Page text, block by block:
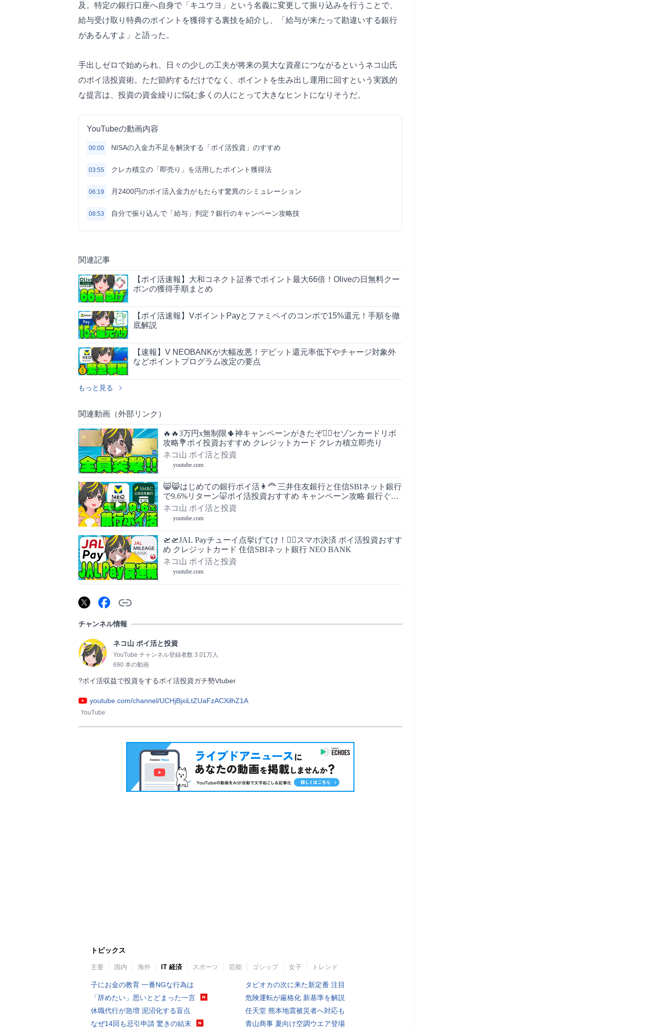
及。特定の銀行口座へ自身で「キユウヨ」という名義に変更して振り込みを行うことで、
給与受け取り特典のポイントを獲得する裏技を紹介し、「給与が来たって勘違いする銀行
があるんすよ」と語った。
手出しゼロで始められ、日々の少しの工夫が将来の莫大な資産につながるというネコ山氏
のポイ活投資術。ただ節約するだけでなく、ポイントを生み出し運用に回すという実践的
な提言は、投資の資金繰りに悩む多くの人にとって大きなヒントになりそうだ。
YouTubeの動画内容
00:00 NISAの入金力不足を解決する「ポイ活投資」のすすめ
03:55 クレカ積立の「即売り」を活用したポイント獲得法
06:19 月2400円のポイ活入金力がもたらす驚異のシミュレーション
08:53 自分で振り込んで「給与」判定？銀行のキャンペーン攻略技
関連記事
【ポイ活速報】大和コネクト証券でポイント最大66倍！Oliveの日無料クー
ポンの獲得手順まとめ
【ポイ活速報】VポイントPayとファミペイのコンボで15%還元！手順を徹
底解説
【速報】V NEOBANKが大幅改悪！デビット還元率低下やチャージ対象外
などポイントプログラム改定の要点
もっと見る
関連動画（外部リンク）
🔥🔥3万円x無制限🌵神キャンペーンがきたぞ🚴‍♀️セゾンカードリボ
攻略💐ポイ投資おすすめ クレジットカード クレカ積立即売り
ネコ山 ポイ活と投資
youtube.com
😸😸はじめての銀行ポイ活👩‍🦰 三井住友銀行と住信SBIネット銀行
で9.6%リターン🐷ポイ活投資おすすめ キャンペーン攻略 銀行ぐる
ぐる
ネコ山 ポイ活と投資
youtube.com
🛫🛫JAL Payチューイ点挙げてけ！🧙‍♂️スマホ決済 ポイ活投資おすす
め クレジットカード 住信SBIネット銀行 NEO BANK
ネコ山 ポイ活と投資
youtube.com
チャンネル情報
ネコ山 ポイ活と投資
YouTube チャンネル登録者数 3.01万人
690 本の動画
?ポイ活収益で投資をするポイ活投資ガチ勢Vtuber
youtube.com/channel/UCHjBjxiLtZUaFzACXilhZ1A
YouTube
トピックス
主要 国内 海外 IT 経済 スポーツ 芸能 ゴシップ 女子 トレンド
子にお金の教育 一番NGな行為は
「辞めたい」思いとどまった一言
休職代行が急増 泥沼化する盲点
なぜ14回も忌引申請 驚きの結末
タピオカの次に来た新定番 注目
危険運転が厳格化 新基準を解説
任天堂 熊本地震被災者へ対応も
青山商事 夏向け空調ウエア登場